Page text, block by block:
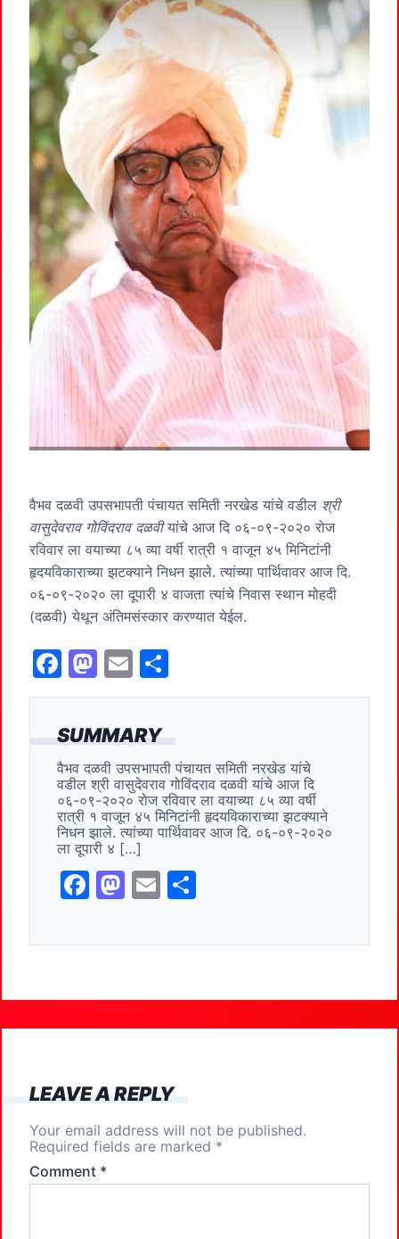
SUMMARY
वैभव दळवी उपसभापती पंचायत समिती नरखेड यांचे
वडील श्री वासुदेवराव गोविंदराव दळवी यांचे आज दि
०६-०९-२०२० रोज रविवार ला वयाच्या ८५ व्या वर्षी
रात्री १ वाजून ४५ मिनिटांनी हृदयविकाराच्या झटक्याने
निधन झाले. त्यांच्या पार्थिवावर आज दि. ०६-०९-२०२०
ला दूपारी ४ […]
F
c
b
o
k
M
st
d
o
E
ai ar
वैभव दळवी उपसभापती पंचायत समिती नरखेड यांचे वडील श्री
वासुदेवराव गोविंदराव दळवीयांचे आज दि ०६-०९-२०२० रोज
रविवार ला वयाच्या ८५ व्या वर्षी रात्री १ वाजून ४५ मिनिटांनी
हृदयविकाराच्या झटक्याने निधन झाले. त्यांच्या पार्थिवावर आज दि.
०६-०९-२०२० ला दूपारी ४ वाजता त्यांचे निवास स्थान मोहदी
(दळवी) येथून अंतिमसंस्कार करण्यात येईल.
F
a
c
e
b
o
o
k
M
a
st
o
d
o
n
E
m
ai
l
h
LEAVE A REPLY
Your email address will not be published.
Required fields are marked *
Comment *